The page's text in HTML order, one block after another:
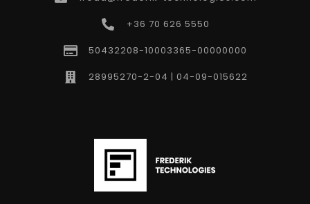
+36 70 626 5550
50432208-10003365-00000000
28995270-2-04 | 04-09-015622